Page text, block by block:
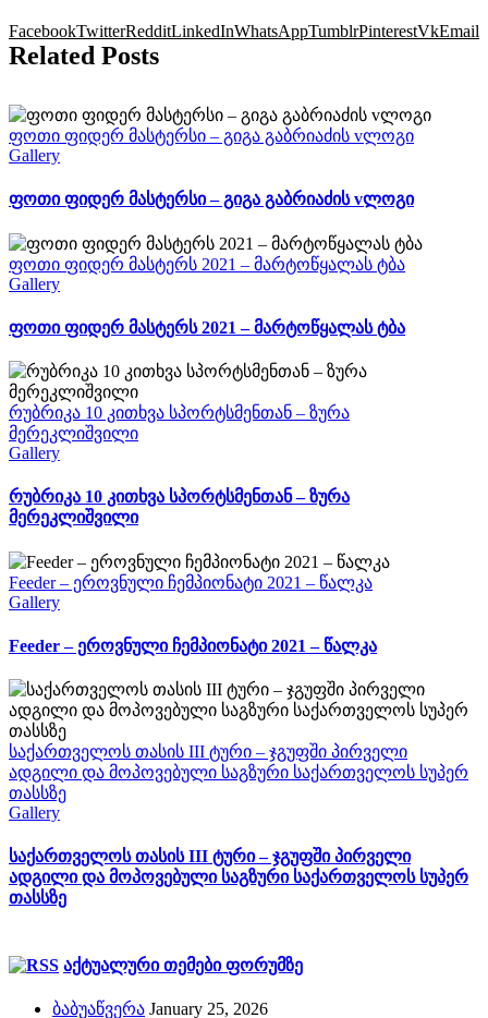
FacebookTwitterRedditLinkedInWhatsAppTumblrPinterestVkEmail
Related Posts
ფოთი ფიდერ მასტერსი – გიგა გაბრიაძის vლოგი
Gallery
ფოთი ფიდერ მასტერსი – გიგა გაბრიაძის vლოგი
ფოთი ფიდერ მასტერს 2021 – მარტოწყალას ტბა
Gallery
ფოთი ფიდერ მასტერს 2021 – მარტოწყალას ტბა
რუბრიკა 10 კითხვა სპორტსმენთან – ზურა
მერეკლიშვილი
Gallery
რუბრიკა 10 კითხვა სპორტსმენთან – ზურა
მერეკლიშვილი
Feeder – ეროვნული ჩემპიონატი 2021 – წალკა
Gallery
Feeder – ეროვნული ჩემპიონატი 2021 – წალკა
საქართველოს თასის III ტური – ჯგუფში პირველი
ადგილი და მოპოვებული საგზური საქართველოს სუპერ
თასსზე
Gallery
საქართველოს თასის III ტური – ჯგუფში პირველი
ადგილი და მოპოვებული საგზური საქართველოს სუპერ
თასსზე
აქტუალური თემები ფორუმზე
ბაბუაწვერა January 25, 2026